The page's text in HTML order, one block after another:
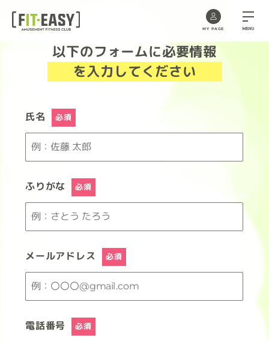
MY PAGE MENU
以下のフォームに必要情報
を入力してください
氏名 必須
ふりがな 必須
メールアドレス 必須
電話番号 必須